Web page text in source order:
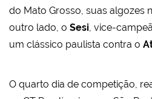
do Mato Grosso, suas algozes
outro lado, o Sesi , vice-
um clássico paulista contra o
O quarto dia de competição,